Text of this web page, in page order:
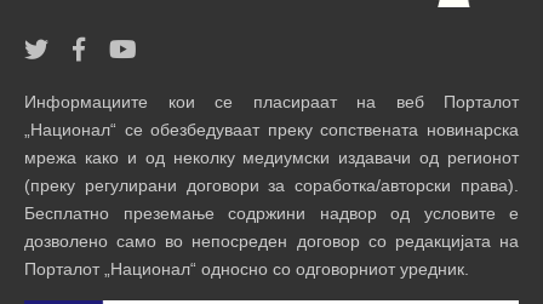
Информациите кои се пласираат на веб Порталот
„Национал“ се обезбедуваат преку сопствената новинарска
мрежа како и од неколку медиумски издавачи од регионот
(преку регулирани договори за соработка/авторски права).
Бесплатно преземање содржини надвор од условите е
дозволено само во непосреден договор со редакцијата на
Порталот „Национал“ односно со одговорниот уредник.